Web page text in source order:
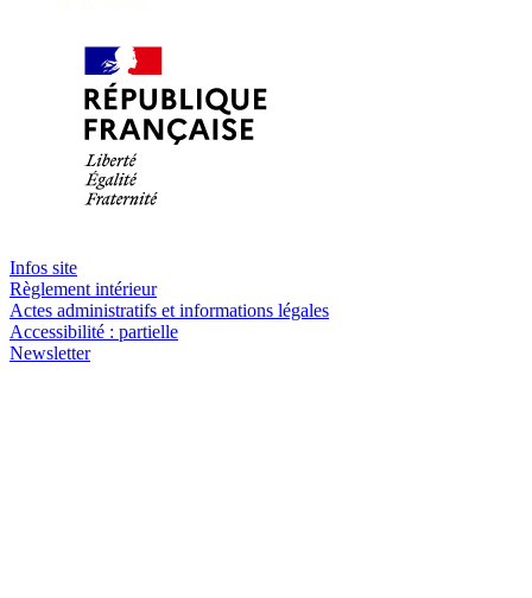
Infos site
Règlement intérieur
Actes administratifs et informations légales
Accessibilité : partielle
Newsletter